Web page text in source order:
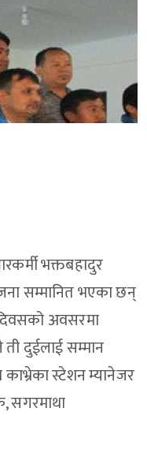
भक्तबहादुर
सम्मानित भएका छन्
अवसरमा
ती दुईलाई सम्मान
स्टेशन म्यानेजर
सगरमाथा